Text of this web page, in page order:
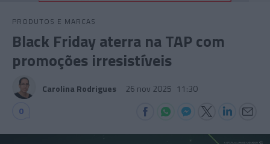
PRODUTOS E MARCAS
Black Friday aterra na TAP com
promoções irresistíveis
Carolina Rodrigues 26 nov 2025 11:30
0